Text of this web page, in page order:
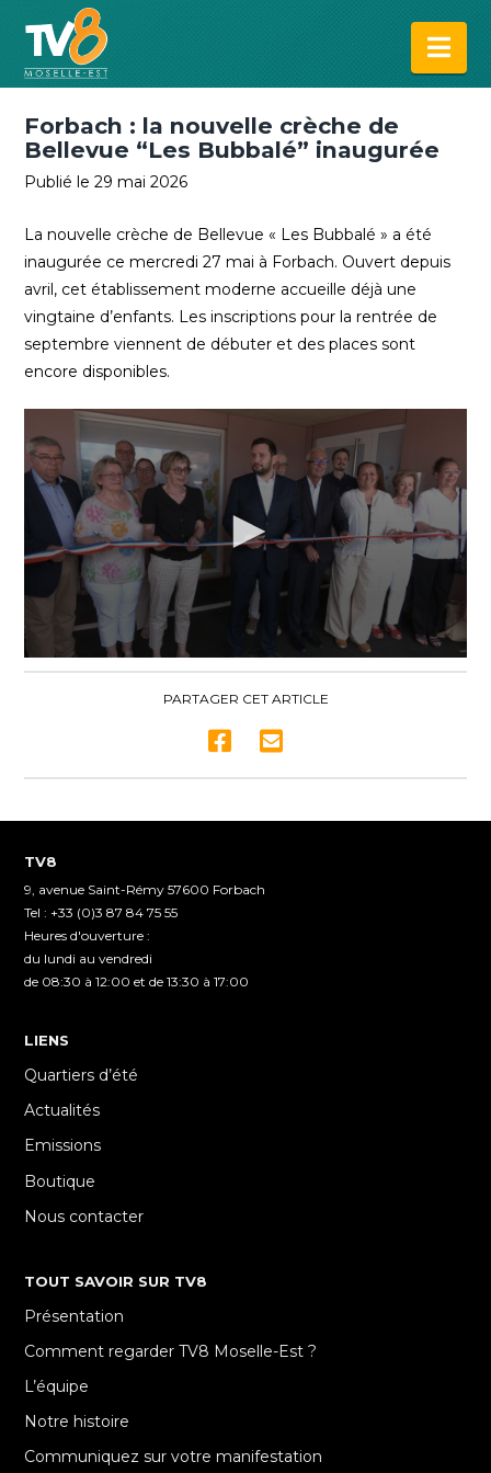
Forbach : la nouvelle crèche de
Bellevue “Les Bubbalé” inaugurée
Publié le 29 mai 2026
La nouvelle crèche de Bellevue « Les Bubbalé » a été
inaugurée ce mercredi 27 mai à Forbach. Ouvert depuis
avril, cet établissement moderne accueille déjà une
vingtaine d’enfants. Les inscriptions pour la rentrée de
septembre viennent de débuter et des places sont
encore disponibles.
PARTAGER CET ARTICLE
TV8
9, avenue Saint-Rémy 57600 Forbach
Tel : +33 (0)3 87 84 75 55
Heures d'ouverture :
du lundi au vendredi
de 08:30 à 12:00 et de 13:30 à 17:00
LIENS
Quartiers d’été
Actualités
Emissions
Boutique
Nous contacter
TOUT SAVOIR SUR TV8
Présentation
Comment regarder TV8 Moselle-Est ?
L’équipe
Notre histoire
Communiquez sur votre manifestation